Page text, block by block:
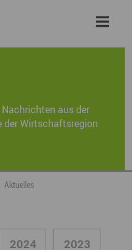
aus der
Wirtschaftsregion
Aktuelles
2024 2023